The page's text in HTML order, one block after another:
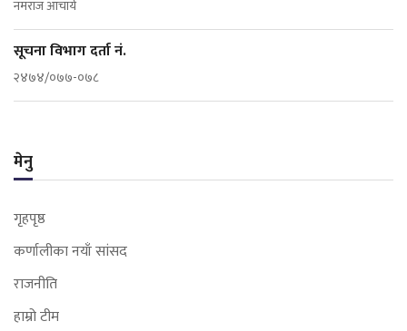
नमराज आचार्य
सूचना विभाग दर्ता नं.
२४७४/०७७-०७८
मेनु
गृहपृष्ठ
कर्णालीका नयाँ सांसद
राजनीति
हाम्रो टीम